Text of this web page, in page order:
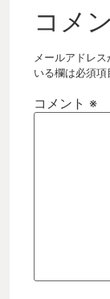
コメ
メールアドレス
いる欄は必須項
コメント ※